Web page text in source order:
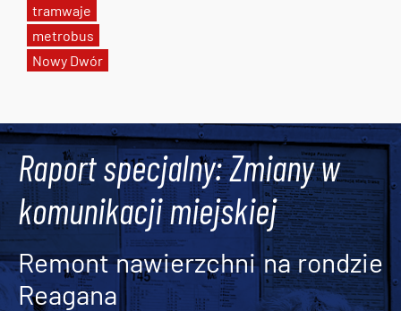
tramwaje
metrobus
Nowy Dwór
Raport specjalny: Zmiany w
komunikacji miejskiej
Remont nawierzchni na rondzie
Reagana